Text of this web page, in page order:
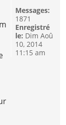
Messages:
1871
Enregistré
le: Dim Aoû
10, 2014
11:15 am